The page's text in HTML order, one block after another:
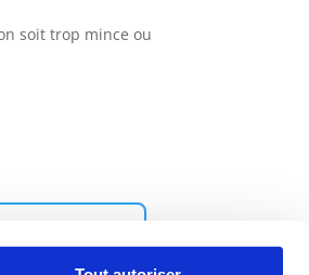
soit trop mince ou